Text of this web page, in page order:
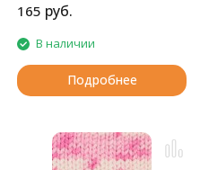
165 руб.
В наличии
Подробнее